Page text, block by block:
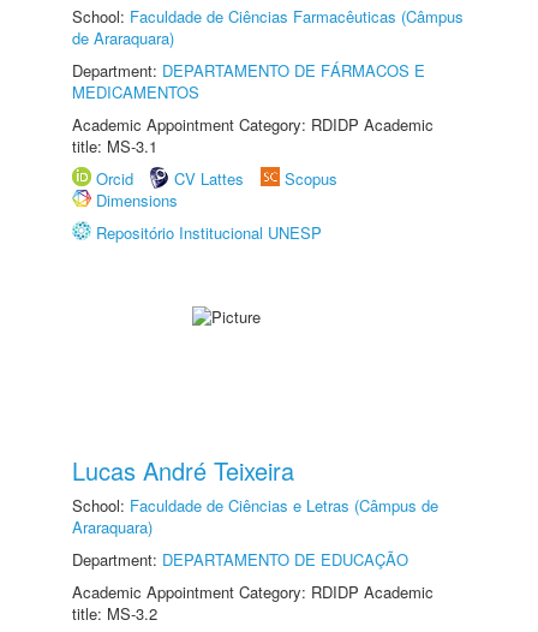
School: Faculdade de Ciências Farmacêuticas (Câmpus
de Araraquara)
Department: DEPARTAMENTO DE FÁRMACOS E
MEDICAMENTOS
Academic Appointment Category: RDIDP Academic
title: MS-3.1
Orcid
CV Lattes
Scopus
Dimensions
Repositório Institucional UNESP
Lucas André Teixeira
School: Faculdade de Ciências e Letras (Câmpus de
Araraquara)
Department: DEPARTAMENTO DE EDUCAÇÃO
Academic Appointment Category: RDIDP Academic
title: MS-3.2